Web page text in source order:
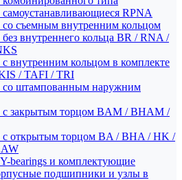
RPNA
съемным внутренним кольцом
внутреннего кольца BR / RNA /
внутренним кольцом в комплекте
/ TAFI / TRI
штампованным наружним
закрытым торцом BAM / BHAM /
открытым торцом BA / BHA / HK /
bearings и комплектующие
подшипники и узлы в